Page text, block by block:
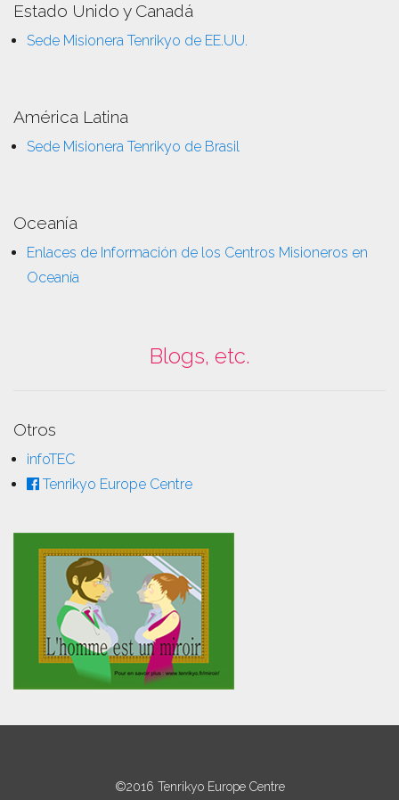
Estado Unido y Canadá
Sede Misionera Tenrikyo de EE.UU.
América Latina
Sede Misionera Tenrikyo de Brasil
Oceanía
Enlaces de Información de los Centros Misioneros en
Oceanía
Blogs, etc.
Otros
infoTEC
Tenrikyo Europe Centre
©2016 Tenrikyo Europe Centre